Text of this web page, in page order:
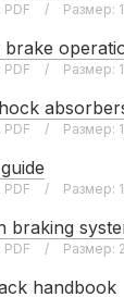
PDF / Размер:
brake
PDF / Размер:
PDF / Размер:
PDF / Размер:
braking
PDF / Размер:
handbook